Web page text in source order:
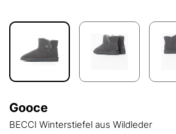
Gooce
BECCI Winterstiefel aus Wildleder